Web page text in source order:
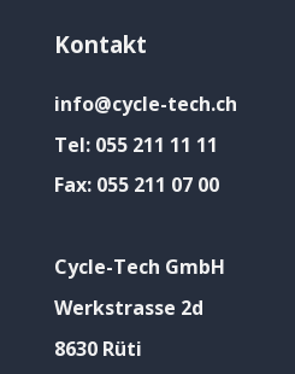
Kontakt
info@cycle-tech.ch
Tel: 055 211 11 11
Fax: 055 211 07 00
Cycle-Tech GmbH
Werkstrasse 2d
8630 Rüti